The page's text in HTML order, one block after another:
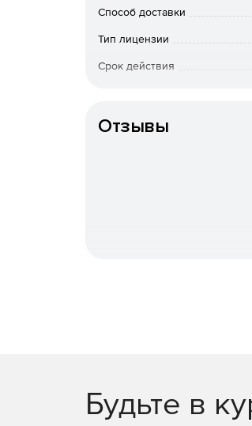
Linux Security Client
использованием
на серверах Windows.
Anti-Virus for Citrix
Linux Security Server
Характеристики F-Secure
Способ доставки
Тип лицензии
Срок действия
Отзывы
Будьте в